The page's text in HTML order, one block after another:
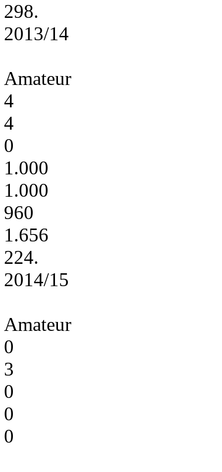
298.
2013/14
Amateur
4
4
0
1.000
1.000
960
1.656
224.
2014/15
Amateur
0
3
0
0
0